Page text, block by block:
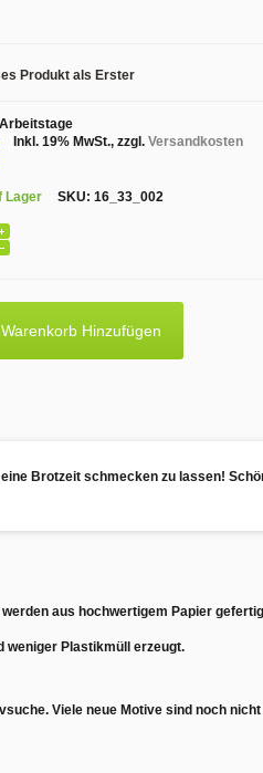
Produkt als Erster
Inkl. 19% MwSt., zzgl. Versandkosten
Lager SKU: 16_33_002
Hinzufügen
Brotzeit schmecken zu lassen!
aus hochwertigem Papier
weniger Plastikmüll erzeugt.
. Viele neue Motive sind noch